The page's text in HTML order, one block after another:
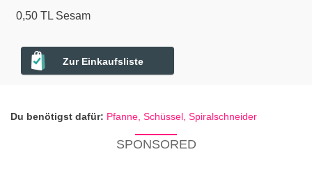
0,50 TL Sesam
Zur Einkaufsliste
Du benötigst dafür: Pfanne, Schüssel, Spiralschneider
SPONSORED